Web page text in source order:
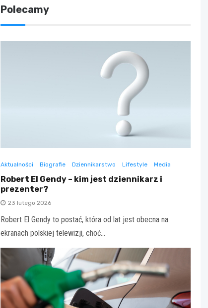
Polecamy
Aktualności Biografie Dziennikarstwo Lifestyle Media
Robert El Gendy – kim jest dziennikarz i
prezenter?
23 lutego 2026
Robert El Gendy to postać, która od lat jest obecna na
ekranach polskiej telewizji, choć…